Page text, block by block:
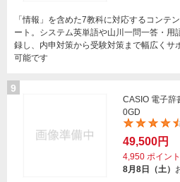
「情報」を含めた7教科に対応するコンテ
ート。システム英単語や山川一問一答・用
録し、内申対策から受験対策まで幅広くサ
可能です
9
CASIO 電子辞
0GD
49,500円
4,950 ポイント
8月8日（土）